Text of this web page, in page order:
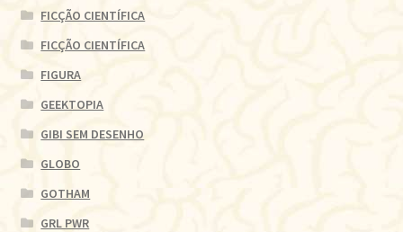
FICÇÃO CIENTÍFICA
FICÇÃO CIENTÍFICA
FIGURA
GEEKTOPIA
GIBI SEM DESENHO
GLOBO
GOTHAM
GRL PWR